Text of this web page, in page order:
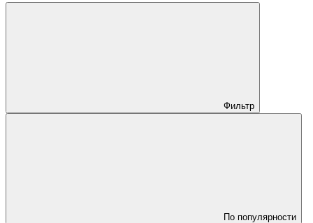
Фильтр
По популярности